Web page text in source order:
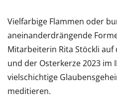
Vielfarbige Flammen oder
aneinanderdrängende
Mitarbeiterin Rita Stöckli
und der Osterkerze 2023 im
vielschichtige
meditieren.